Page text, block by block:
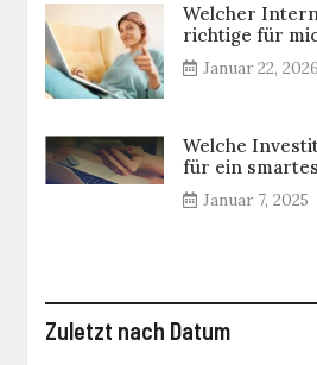
Welcher
richtige für
Januar 22, 2026
Welche
für ein
Januar 7, 2025
Zuletzt nach Datum